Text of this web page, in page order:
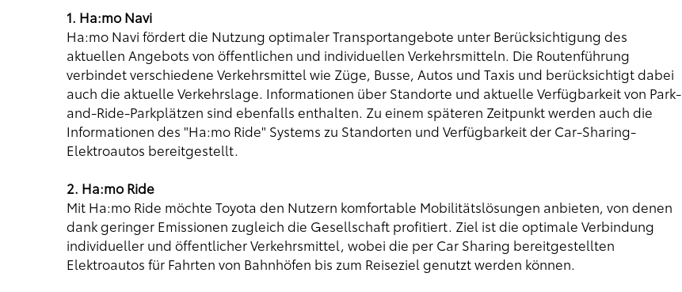
1. Ha:mo Navi
Ha:mo Navi fördert die Nutzung optimaler Transportangebote unter Berücksichtigung des
aktuellen Angebots von öffentlichen und individuellen Verkehrsmitteln. Die Routenführung
verbindet verschiedene Verkehrsmittel wie Züge, Busse, Autos und Taxis und berücksichtigt dabei
auch die aktuelle Verkehrslage. Informationen über Standorte und aktuelle Verfügbarkeit von Park-
and-Ride-Parkplätzen sind ebenfalls enthalten. Zu einem späteren Zeitpunkt werden auch die
Informationen des "Ha:mo Ride" Systems zu Standorten und Verfügbarkeit der Car-Sharing-
Elektroautos bereitgestellt.
2. Ha:mo Ride
Mit Ha:mo Ride möchte Toyota den Nutzern komfortable Mobilitätslösungen anbieten, von denen
dank geringer Emissionen zugleich die Gesellschaft profitiert. Ziel ist die optimale Verbindung
individueller und öffentlicher Verkehrsmittel, wobei die per Car Sharing bereitgestellten
Elektroautos für Fahrten von Bahnhöfen bis zum Reiseziel genutzt werden können.